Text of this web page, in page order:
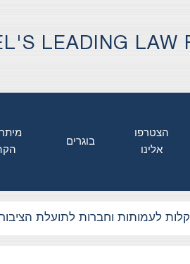
LEADING LAW
הצטרפו
אלינו
בוגרים
לעמותות וחברות לתועלת